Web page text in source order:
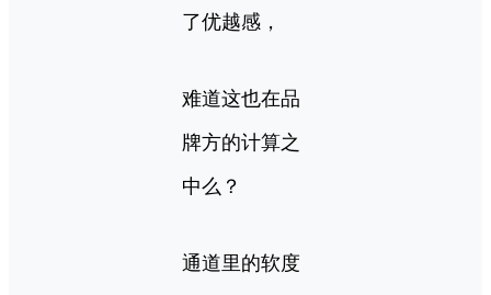
了优越感，
难道这也在品
牌方的计算之
中么？
通道里的软度